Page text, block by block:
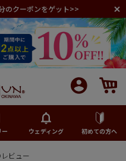
のクーポンをゲット>>
ー ウェディング 初めての方へ
ビュー